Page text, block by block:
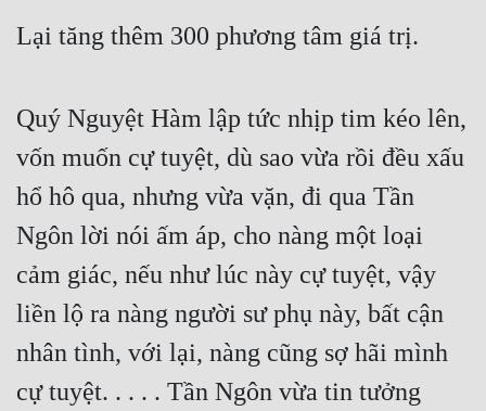
Lại tăng thêm 300 phương tâm giá trị.
Quý Nguyệt Hàm lập tức nhịp tim kéo lên,
vốn muốn cự tuyệt, dù sao vừa rồi đều xấu
hổ hô qua, nhưng vừa vặn, đi qua Tần
Ngôn lời nói ấm áp, cho nàng một loại
cảm giác, nếu như lúc này cự tuyệt, vậy
liền lộ ra nàng người sư phụ này, bất cận
nhân tình, với lại, nàng cũng sợ hãi mình
cự tuyệt. . . . . Tần Ngôn vừa tin tưởng